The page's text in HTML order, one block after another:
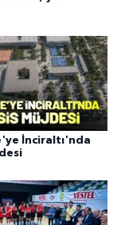
İnciraltı'nda